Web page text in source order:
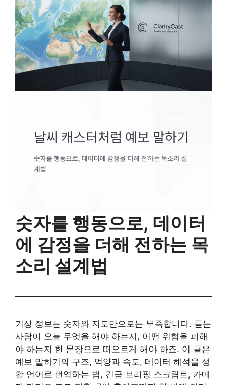
숫자를 행동으로, 데이터
에 감정을 더해 전하는 목
소리 설계법
기상 정보는 숫자와 지도만으로는 부족합니다. 듣는
사람이 오늘 무엇을 해야 하는지, 어떤 위험을 피해
야 하는지 한 문장으로 떠오르게 해야 하죠. 이 글은
예보 말하기의 구조, 억양과 속도, 데이터 해석을 생
활 언어로 번역하는 법, 긴급 브리핑 스크립트, 카메